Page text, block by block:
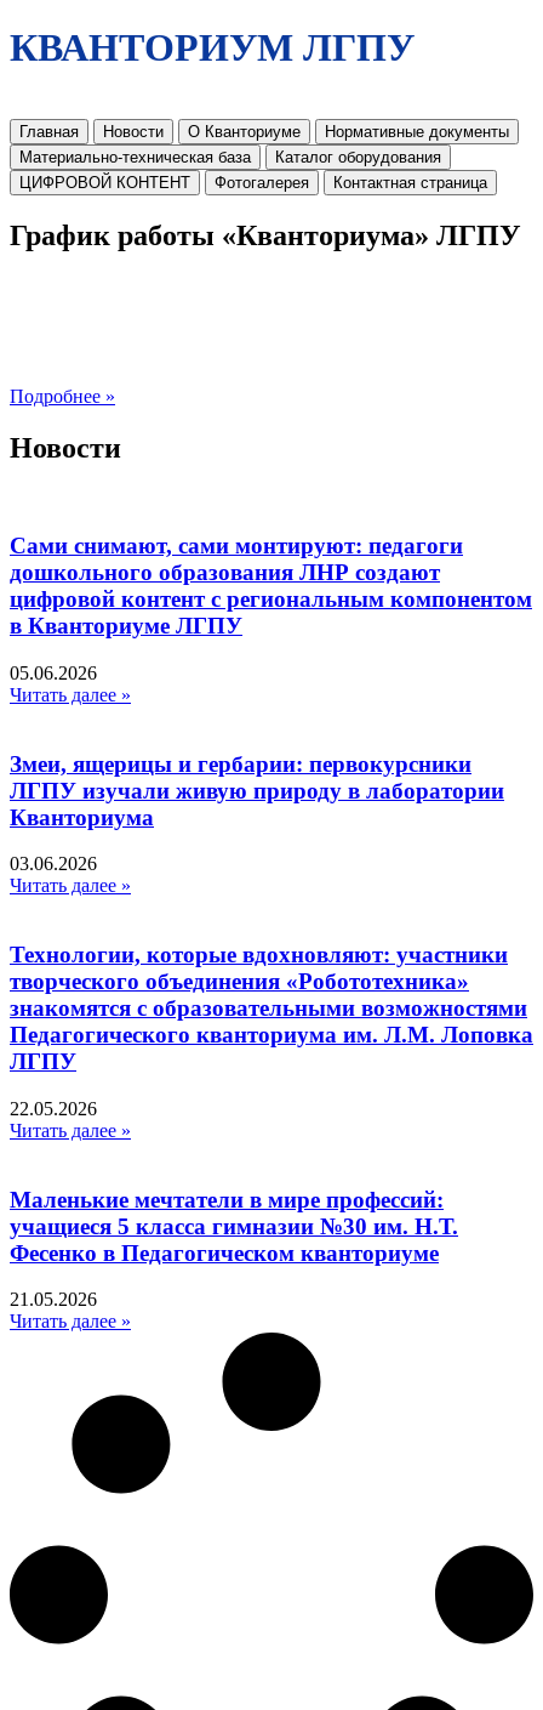
КВАНТОРИУМ ЛГПУ
Главная Новости О Кванториуме
Нормативные документы
Материально-техническая база
Каталог оборудования
ЦИФРОВОЙ КОНТЕНТ
Фотогалерея Контактная страница
График работы «Кванториума» ЛГПУ
Подробнее »
Новости
Сами снимают, сами монтируют: педагоги
дошкольного образования ЛНР создают
цифровой контент с региональным компонентом
в Кванториуме ЛГПУ​
05.06.2026
Читать далее »
Змеи, ящерицы и гербарии: первокурсники
ЛГПУ изучали живую природу в лаборатории
Кванториума
03.06.2026
Читать далее »
Технологии, которые вдохновляют: участники
творческого объединения «Робототехника»
знакомятся с образовательными возможностями
Педагогического кванториума им. Л.М. Лоповка
ЛГПУ
22.05.2026
Читать далее »
Маленькие мечтатели в мире профессий:
учащиеся 5 класса гимназии №30 им. Н.Т.
Фесенко в Педагогическом кванториуме
21.05.2026
Читать далее »